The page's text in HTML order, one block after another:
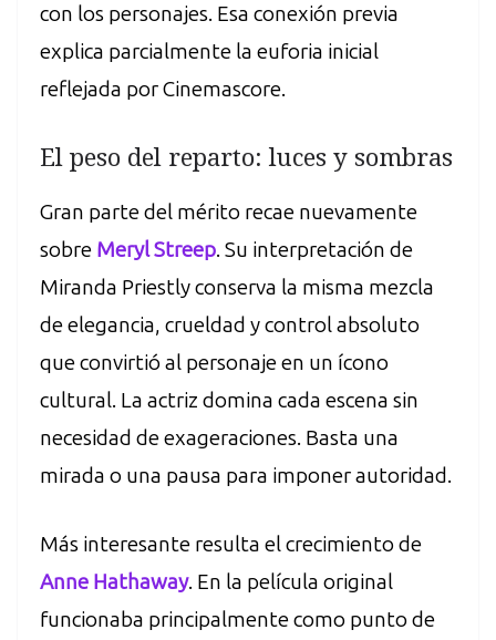
con los personajes. Esa conexión previa
explica parcialmente la euforia inicial
reflejada por Cinemascore.
El peso del reparto: luces y sombras
Gran parte del mérito recae nuevamente
sobre Meryl Streep. Su interpretación de
Miranda Priestly conserva la misma mezcla
de elegancia, crueldad y control absoluto
que convirtió al personaje en un ícono
cultural. La actriz domina cada escena sin
necesidad de exageraciones. Basta una
mirada o una pausa para imponer autoridad.
Más interesante resulta el crecimiento de
Anne Hathaway. En la película original
funcionaba principalmente como punto de